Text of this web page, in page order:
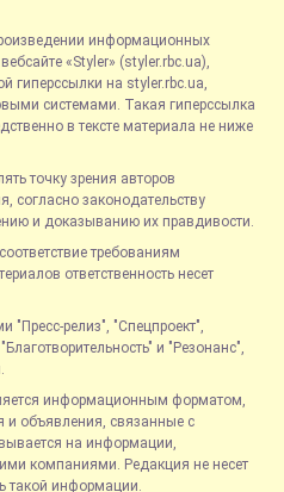
информационных
«Styler» (styler.rbc.ua),
гиперссылки на styler.rbc.ua,
системами. Такая гиперссылка
в тексте материала не ниже
точку зрения авторов
согласно законодательству
и доказыванию их правдивости.
требованиям
ответственность несет
релиз", "Спецпроект",
и "Резонанс",
информационным форматом,
объявления, связанные с
на информации,
компаниями. Редакция не несет
такой информации.